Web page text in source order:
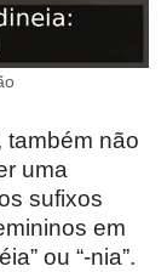
também não
uma
sufixos
em
ou “-nia”.